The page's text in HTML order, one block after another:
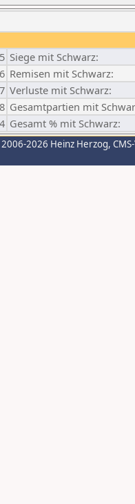
5 Siege mit Schwarz:
6 Remisen mit Schwarz:
7 Verluste mit Schwarz:
Gesamtpartien mit
Gesamt % mit Schwarz:
2026 Heinz Herzog,